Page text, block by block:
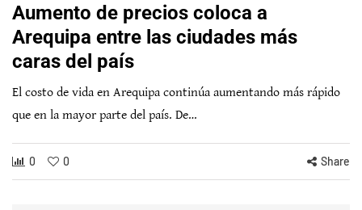
Aumento de precios coloca a
Arequipa entre las ciudades más
caras del país
El costo de vida en Arequipa continúa aumentando más rápido
que en la mayor parte del país. De…
0 0 Share